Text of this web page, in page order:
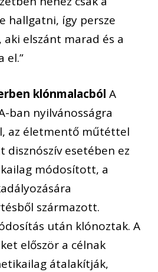
hallgatni, így persze
elszánt marad és a
el.”
klónmalacból A
ban nyilvánosságra
az életmentő műtéttel
esetében ez
módosított, a
származott.
után klónoztak. A
először a célnak
átalakítják,